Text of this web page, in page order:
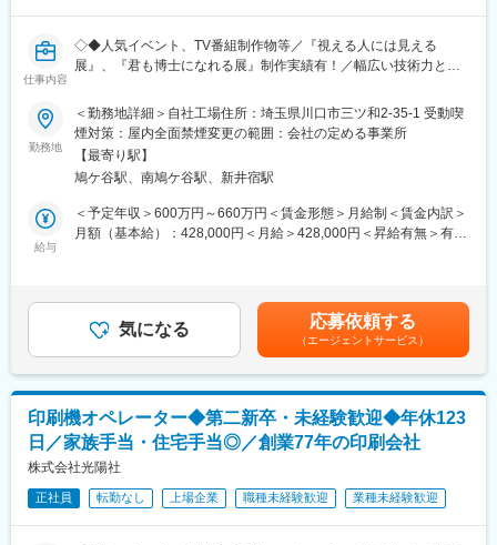
・広告の掲載提案から効果検証、運用まで一気通貫で担当してい
・提案して終わりではなく、その後長期的にフォローする営業ス
タイルを望んでいる方におすすめです。
※休日出勤について
クライアントのイベント等がある場合休日出勤が発生する場合が
あります。その場合は下記より選択できます。
・休日出勤手当を利用し、振替休日制度を利用しない
■サービスの特徴：
に合わせて最適な表現を用意。
※PR施策の「パブリシティ」では、記事などは原則的にメディア
側が作成しますが、基本的な材料や素材などを準備して提供しま
す。
コミュニケーション施策…広告施策：メディアの「広告枠」を利
用して展開する施策。販売促進施策：消費者の購入意欲を刺激す
ることに特化した施策。PR施策「第三者」からの好意的な情報発
信を獲得するなどして理解、共感を獲得する施策。
変更の範囲：会社の定める業務
仕事内容
◇◆人気イベント、TV番組制作物等／『視える人には見える
展』、『君も博士になれる展』制作実績有！／幅広い技術力と現
■こんな方をお待ちしております！
・リフォームや施工管理など職人さんとやり取りした経験のある
方
・展示会や番組・コンサートなど制作の流れが理解いただけてる
・制作でなくとも、工場（メーカー問わず）で生産管理で工程管
理を経験している方
若者向けに人気なイベントや、TV番組等の制作業務のマネジメン
トをお願いします。
大型案件を多数抱える当社のものづくりを、関係者とのコミュニ
＊製作スケジュールの立案・進捗管理
＊品質・安全の管理体制の構築と運用
＊人材育成・労務管理（採用、教育、評価）
＊原価管理・コストコントロール
■募集背景：
勤務地
＜勤務地詳細＞自社工場住所：埼玉県川口市三ツ和2-35-1 受動喫
煙対策：屋内全面禁煙変更の範囲：会社の定める事業所
【最寄り駅】
鳩ケ谷駅、南鳩ケ谷駅、新井宿駅
給与
＜予定年収＞600万円～660万円＜賃金形態＞月給制＜賃金内訳＞
月額（基本給）：428,000円＜月給＞428,000円＜昇給有無＞有＜
気になる 応募依頼する
（エージェントサービス）
印刷機オペレーター◆第二新卒・未経験歓迎◆年休123
日／家族手当・住宅手当◎／創業77年の印刷会社
株式会社光陽社
正社員 転勤なし 上場企業 職種未経験歓迎 業種未経験歓迎